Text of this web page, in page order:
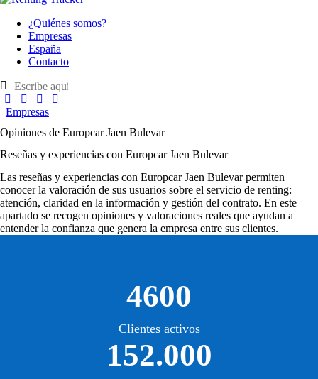
¿Quiénes somos?
Empresas
España
Contacto
Empresas
Opiniones de Europcar Jaen Bulevar
Reseñas y experiencias con Europcar Jaen Bulevar
Las reseñas y experiencias con Europcar Jaen Bulevarpermiten
conocer la valoración de sus usuarios sobre el servicio de renting:
atención, claridad en la información y gestión del contrato. En este
apartado se recogen opiniones y valoraciones reales que ayudan a
entender la confianza que genera la empresa entre sus clientes.
4600
Clientes activos
152.000